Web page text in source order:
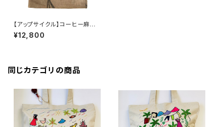
【アップサイクル】コーヒー麻袋
のトートバッグ
¥12,800
同じカテゴリの商品